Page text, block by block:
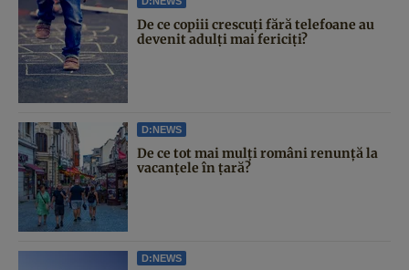
De ce copiii crescuți fără telefoane au
devenit adulți mai fericiți?
D:NEWS
De ce tot mai mulți români renunță la
vacanțele în țară?
D:NEWS